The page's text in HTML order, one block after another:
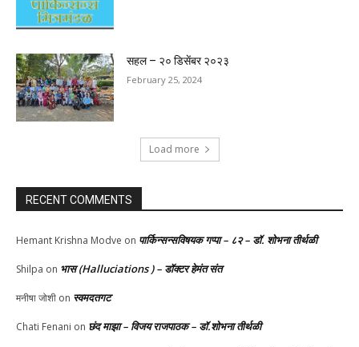
सहल – २० डिसेंबर २०२३
February 25, 2024
Load more
RECENT COMMENTS
Hemant Krishna Modve on पार्किन्सन्सविषयक गप्पा – ८२ – डॉ. शोभना तीर्थळी
Shilpa on भास (Halluciations ) – डॉक्टर हेमंत संत
मनीषा जोशी on स्वमदतगट
Chati Fenani on छंद माझा – विजय राजपाठक – डॉ.शोभना तीर्थळी